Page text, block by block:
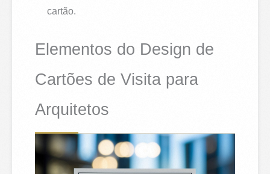
cartão.
Elementos do Design de
Cartões de Visita para
Arquitetos